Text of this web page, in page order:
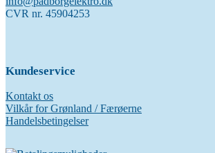
CVR nr. 45904253
Kundeservice
Kontakt os
Vilkår for Grønland / Færøerne
Handelsbetingelser